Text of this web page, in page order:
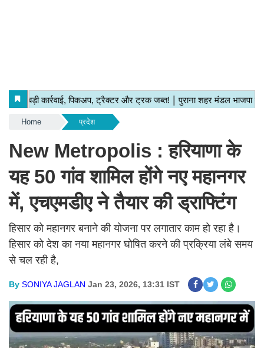
Home प्रदेश
New Metropolis : हरियाणा के
यह 50 गांव शामिल होंगे नए महानगर
में, एचएमडीए ने तैयार की ड्राफ्टिंग
हिसार को महानगर बनाने की योजना पर लगातार काम हो रहा है।
हिसार को देश का नया महानगर घोषित करने की प्रक्रिया लंबे समय
से चल रही है,
By SONIYA JAGLAN Jan 23, 2026, 13:31 IST